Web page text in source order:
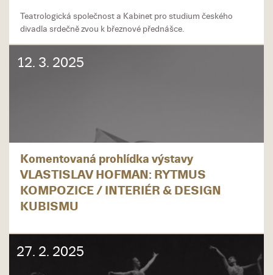
Teatrologická společnost a Kabinet pro studium českého
divadla srdečně zvou k březnové přednášce.
12. 3. 2025
Komentovaná prohlídka výstavy
VLASTISLAV HOFMAN: RYTMUS
KOMPOZICE / INTERIÉR & DESIGN
KUBISMU
27. 2. 2025